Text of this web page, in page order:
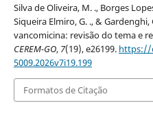
Silva de Oliveira, M. ., Borges
Siqueira Elmiro, G. ., &
vancomicina: revisão do tema e
CEREM-GO, 7(19), e26199. https://
5009.2026v7i19.199
Formatos de Citação